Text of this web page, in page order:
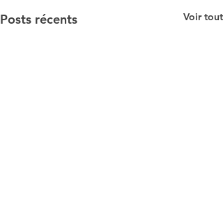
Posts récents Voir tout